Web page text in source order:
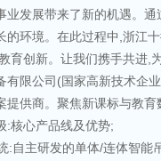
业发展带来了新的机遇。通
的环境。在此过程中,浙江
育创新。让我们携手共进,
有限公司(国家高新技术企
提供商。聚焦新课标与教
:核心产品线及优势;
:自主研发的单体/连体智能